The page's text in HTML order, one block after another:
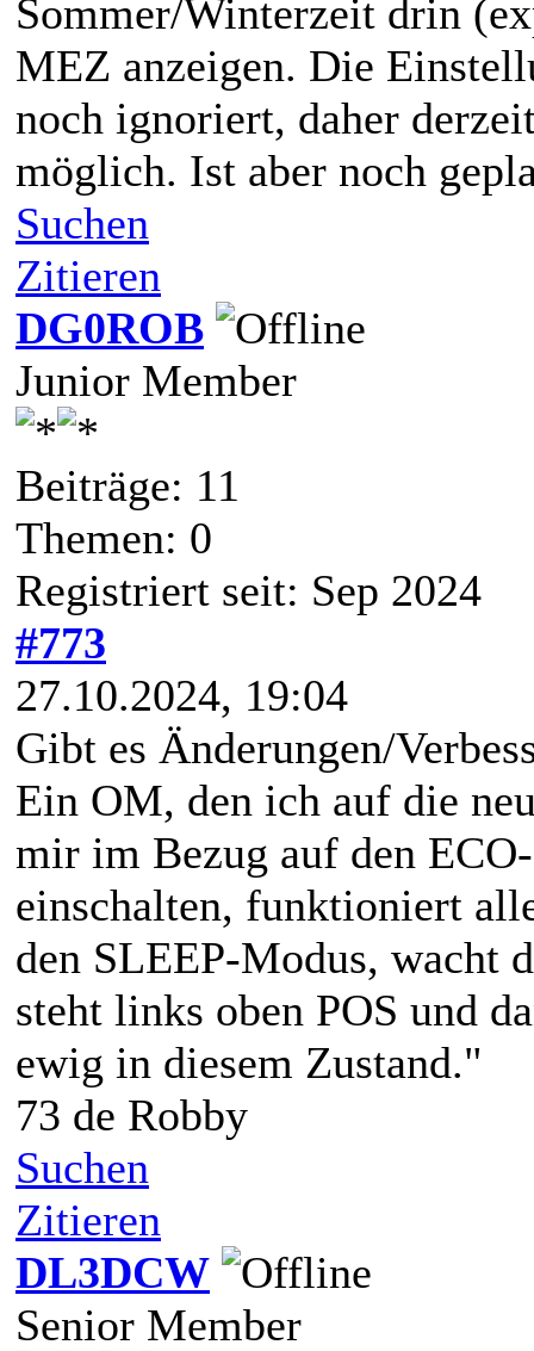
Sommer/Winterzeit drin
MEZ anzeigen. Die
noch ignoriert, daher
möglich. Ist aber noch
Suchen
Zitieren
DG0ROB
Junior Member
Beiträge: 11
Themen: 0
Registriert seit: Sep 2024
#773
27.10.2024, 19:04
Gibt es Änderungen/
Ein OM, den ich auf die
mir im Bezug auf den
einschalten, funktioniert
den SLEEP-Modus, wacht
steht links oben POS und
ewig in diesem Zustand."
73 de Robby
Suchen
Zitieren
DL3DCW
Senior Member